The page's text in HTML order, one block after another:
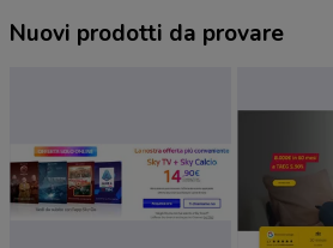
Nuovi prodotti da provare